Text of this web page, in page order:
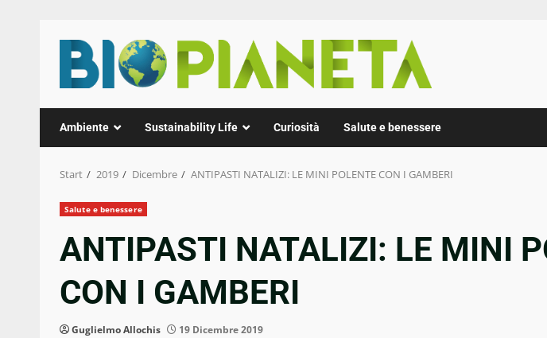
Inhalt
springen
Ambiente Sustainability Life Curiosità Salute e benessere
Start 2019 Dicembre ANTIPASTI NATALIZI: LE MINI POLENTE CON I GAMBERI
Salute e benessere
ANTIPASTI NATALIZI: LE MINI
CON I GAMBERI
Guglielmo Allochis 19 Dicembre 2019